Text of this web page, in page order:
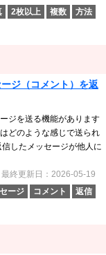
2枚以上 複数 方法
ジ（コメント）を返
ジを送る機能があります
どのような感じで送られ
したメッセージが他人に
最終更新日：2026-05-19
ージ
コメント 返信